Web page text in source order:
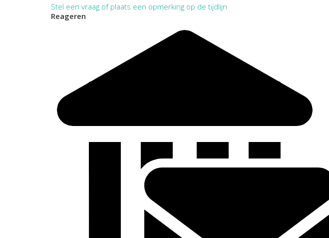
Stel een vraag of plaats een opmerking op de tijdlijn
Reageren